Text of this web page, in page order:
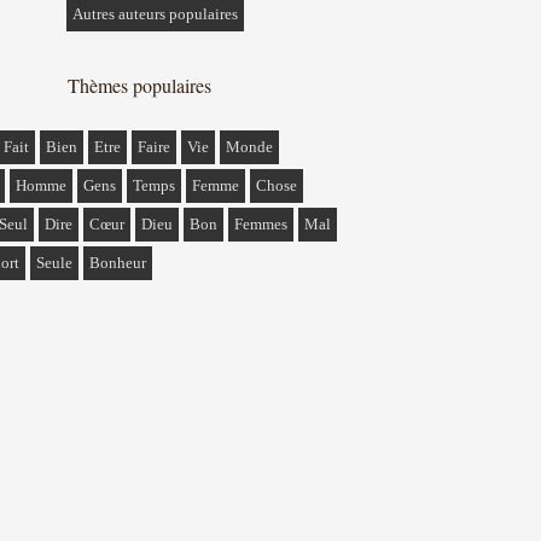
Autres auteurs populaires
Thèmes populaires
Fait Bien Etre Faire Vie Monde
Homme Gens Temps Femme Chose
Seul Dire Cœur Dieu Bon Femmes Mal
Seule Bonheur